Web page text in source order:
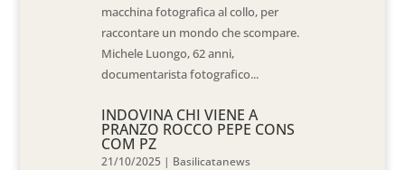
macchina fotografica al collo, per
raccontare un mondo che scompare.
Michele Luongo, 62 anni,
documentarista fotografico...
INDOVINA CHI VIENE A
PRANZO ROCCO PEPE CONS
COM PZ
21/10/2025 | Basilicatanews